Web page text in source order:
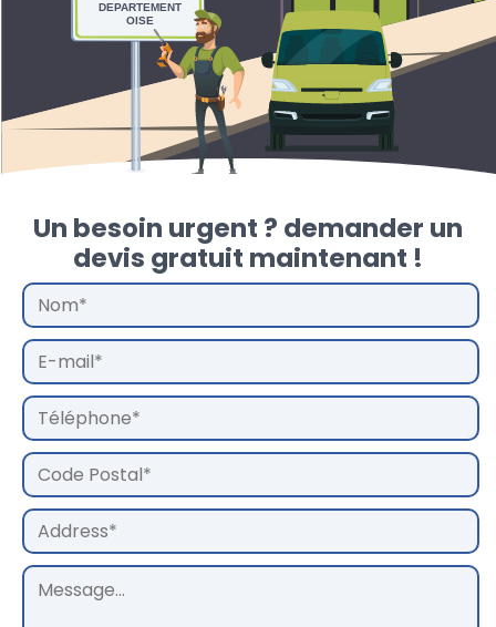
DEPARTEMENT
OISE
Un besoin urgent ? demander un
devis gratuit maintenant !